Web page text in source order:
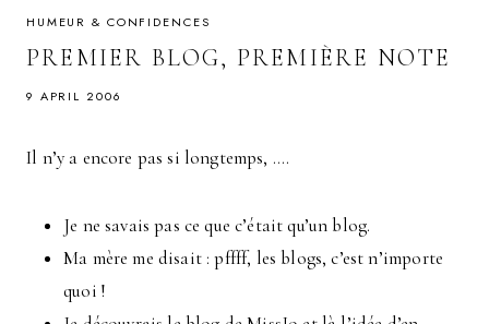
HUMEUR & CONFIDENCES
PREMIER BLOG, PREMIÈRE NOTE
9 APRIL 2006
Il n’y a encore pas si longtemps, ….
Je ne savais pas ce que c’était qu’un blog.
Ma mère me disait : pffff, les blogs, c’est n’importe
quoi !